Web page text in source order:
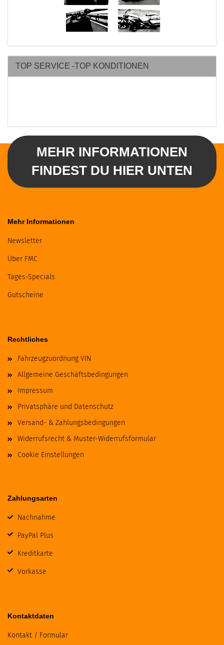
TOP SERVICE -TOP KONDITIONEN
MEHR INFORMATIONEN
FINDEST DU HIER UNTEN
Mehr Informationen
Newsletter
Über FMC
Tages-Specials
Gutscheine
Rechtliches
Fahrzeugzuordnung VIN
Allgemeine Geschäftsbedingungen
Impressum
Privatsphäre und Datenschutz
Versand- & Zahlungsbedingungen
Widerrufsrecht & Muster-Widerrufsformular
Cookie Einstellungen
Zahlungsarten
Nachnahme
PayPal Plus
Kreditkarte
Vorkasse
Kontaktdaten
Kontakt / Formular